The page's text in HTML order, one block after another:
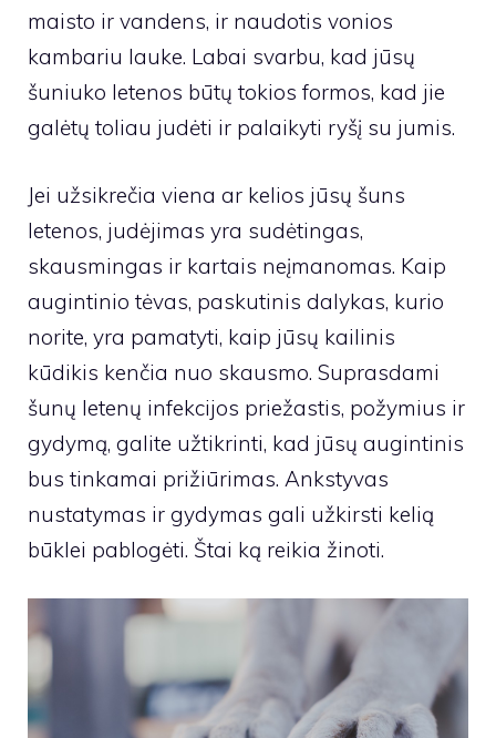
maisto ir vandens, ir naudotis vonios
kambariu lauke. Labai svarbu, kad jūsų
šuniuko letenos būtų tokios formos, kad jie
galėtų toliau judėti ir palaikyti ryšį su jumis.
Jei užsikrečia viena ar kelios jūsų šuns
letenos, judėjimas yra sudėtingas,
skausmingas ir kartais neįmanomas. Kaip
augintinio tėvas, paskutinis dalykas, kurio
norite, yra pamatyti, kaip jūsų kailinis
kūdikis kenčia nuo skausmo. Suprasdami
šunų letenų infekcijos priežastis, požymius ir
gydymą, galite užtikrinti, kad jūsų augintinis
bus tinkamai prižiūrimas. Ankstyvas
nustatymas ir gydymas gali užkirsti kelią
būklei pablogėti. Štai ką reikia žinoti.